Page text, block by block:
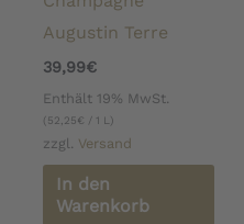
Augustin Terre
39,99€
Enthält 19% MwSt.
(52,25€ / 1 L)
zzgl. Versand
In den
Warenkorb